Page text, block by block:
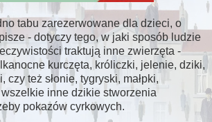
tabu zarezerwowane dla dzieci, o
- dotyczy tego, w jaki sposób ludzie
traktują inne zwierzęta -
kurczęta, króliczki, jelenie, dziki,
czy też słonie, tygryski, małpki,
inne dzikie stworzenia
pokazów cyrkowych.